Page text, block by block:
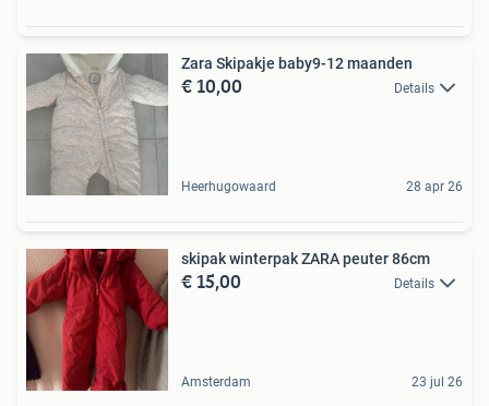
Zara Skipakje baby9-12 maanden
€ 10,00 Details
Heerhugowaard 28 apr 26
skipak winterpak ZARA peuter 86cm
€ 15,00 Details
Amsterdam 23 jul 26